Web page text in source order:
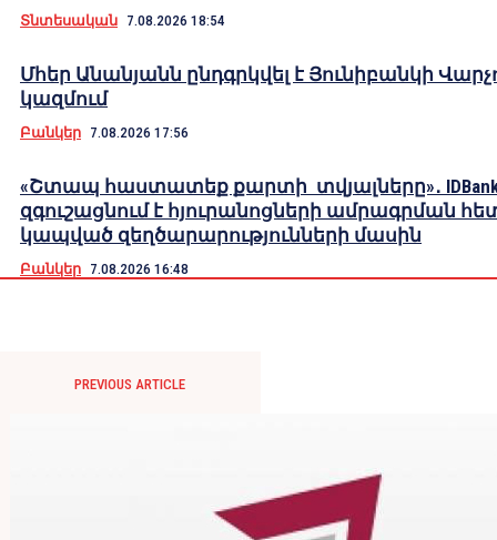
Տնտեսական 7.08.2026 18:54
Մհեր Անանյանն ընդգրկվել է Յունիբանկի
կազմում
Բանկեր 7.08.2026 17:56
«Շտապ հաստատեք քարտի տվյալները»․
զգուշացնում է հյուրանոցների ամրագրման
կապված զեղծարարությունների մասին
Բանկեր 7.08.2026 16:48
PREVIOUS ARTICLE